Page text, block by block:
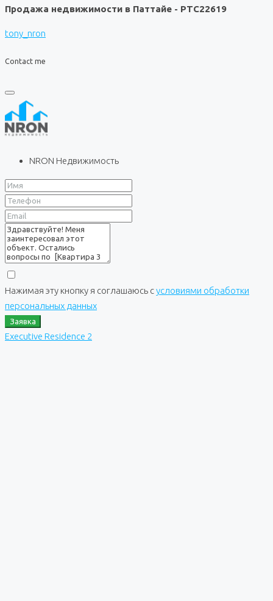
Продажа недвижимости в Паттайе - PTC22619
tony_nron
Contact me
NRON Недвижимость
Нажимая эту кнопку я соглашаюсь сусловиями обработки
персональных данных
Заявка
Executive Residence 2